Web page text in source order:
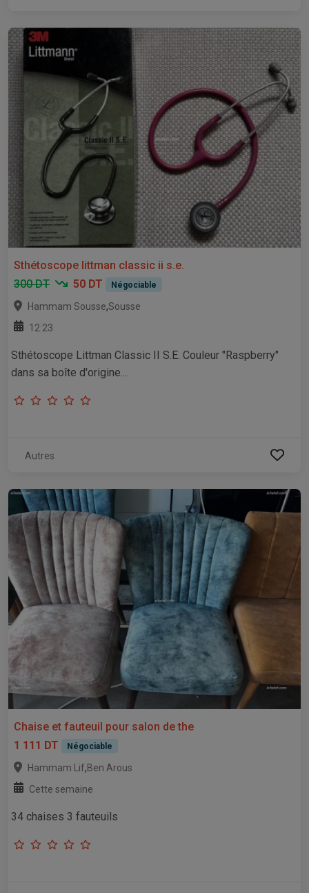
Sthétoscope littman classic ii s.e.
300 DT
50 DT Négociable
Hammam Sousse,Sousse
12:23
Sthétoscope Littman Classic II S.E. Couleur "Raspberry"
dans sa boîte d'origine....
Autres
Chaise et fauteuil pour salon de the
1 111 DT
Négociable
Hammam Lif,Ben Arous
Cette semaine
34 chaises 3 fauteuils